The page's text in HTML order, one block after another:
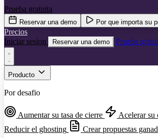
Prueba gratuita
Reservar una demo Por que importa su
Precios
Iniciar sesion
Reservar una demo Prueba
Producto
Por desafio
Aumentar su tasa de cierre
Acelerar su
Reducir el ghosting
Crear propuestas